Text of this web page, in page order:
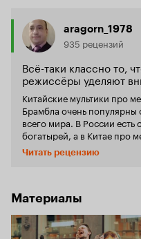
aragorn_1978
935 рецензий
Всё-таки классно то,
режиссёры уделяют
Китайские мультики про
Брамбла очень популярны
всего мира. В России есть
богатырей, а в Китае про
получилось, что в мире
Вот режиссёр Линь Юнчан
вспоминаю прошлые
сразу приходит на ум, как
мощный командный дух.
Чжэньцзэ, Сюй посвятили
Читать рецензию
Материалы